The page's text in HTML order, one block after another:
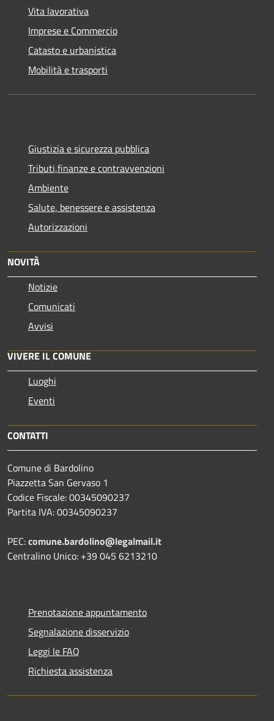
Vita lavorativa
Imprese e Commercio
Catasto e urbanistica
Mobilità e trasporti
Giustizia e sicurezza pubblica
Tributi,finanze e contravvenzioni
Ambiente
Salute, benessere e assistenza
Autorizzazioni
NOVITÀ
Notizie
Comunicati
Avvisi
VIVERE IL COMUNE
Luoghi
Eventi
CONTATTI
Comune di Bardolino
Piazzetta San Gervaso 1
Codice Fiscale: 00345090237
Partita IVA: 00345090237
PEC:comune.bardolino@legalmail.it
Centralino Unico: +39 045 6213210
Prenotazione appuntamento
Segnalazione disservizio
Leggi le FAQ
Richiesta assistenza